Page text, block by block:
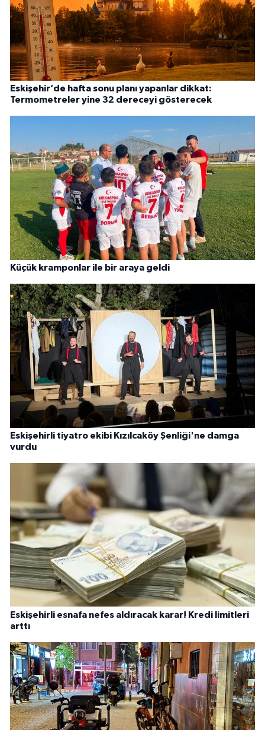
Eskişehir’de hafta sonu planı yapanlar dikkat:
Termometreler yine 32 dereceyi gösterecek
Küçük kramponlar ile bir araya geldi
Eskişehirli tiyatro ekibi Kızılcaköy Şenliği'ne damga
vurdu
Eskişehirli esnafa nefes aldıracak karar! Kredi limitleri
arttı